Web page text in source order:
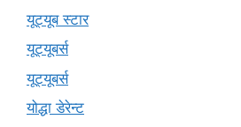
यूट्यूब स्टार
यूट्यूबर्स
यूट्‍यूबर्स
योद्धा डेरेन्ट